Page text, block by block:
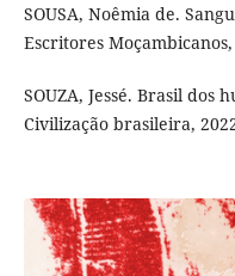
SOUSA, Noêmia de.
Escritores Moçambicanos,
SOUZA, Jessé. Brasil dos
Civilização brasileira,